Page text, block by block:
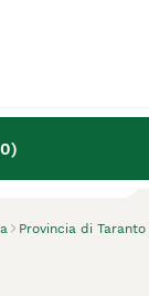
0)
Provincia di Taranto
di